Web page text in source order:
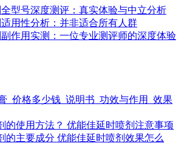
型号深度测评：真实体验与中立分析
用性分析：并非适合所有人群
作用实测：一位专业测评师的深度体验
_价格多少钱_说明书_功效与作用_效果
的使用方法？ 优能佳延时喷剂注意事项
的主要成分 优能佳延时喷剂效果怎么